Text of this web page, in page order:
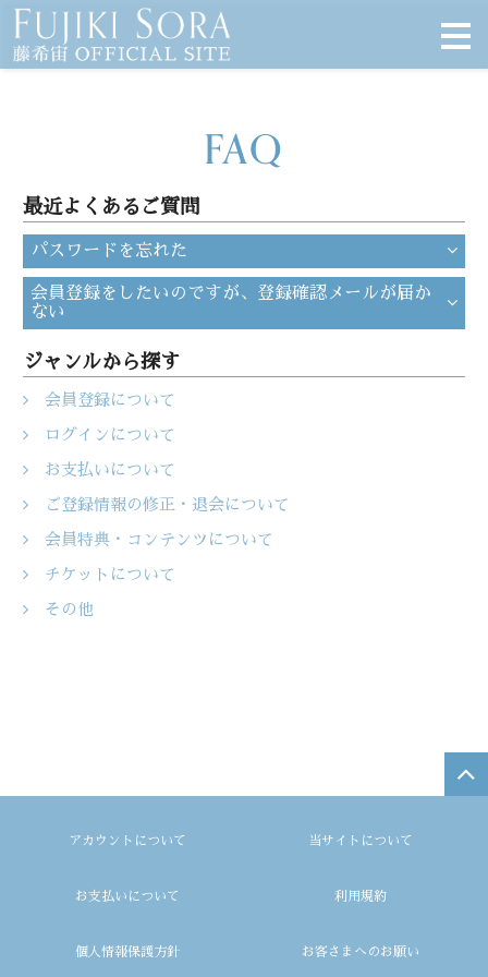
FAQ
最近よくあるご質問
パスワードを忘れた
会員登録をしたいのですが、登録確認メールが届か
ない
ジャンルから探す
会員登録について
ログインについて
お支払いについて
ご登録情報の修正・退会について
会員特典・コンテンツについて
チケットについて
その他
アカウントについて 当サイトについて
お支払いについて 利用規約
個人情報保護方針 お客さまへのお願い